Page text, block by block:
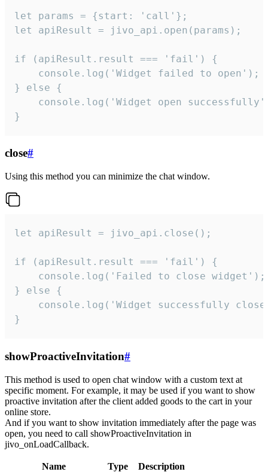
let params = {start: 'call'};
let apiResult = jivo_api.open(params);
if (apiResult.result === 'fail') {
    console.log('Widget failed to open');
} else {
console.log('Widget open
}
close#
Using this method you can minimize the chat window.
let apiResult = jivo_api.close();
if (apiResult.result === 'fail') {
    console.log('Failed to close widget');
} else {
console.log('Widget successfully
}
showProactiveInvitation#
This method is used to open chat window with a custom text at
specific moment. For example, it may be used if you want to show
proactive invitation after the client added goods to the cart in your
online store.
And if you want to show invitation immediately after the page was
open, you need to call showProactiveInvitation in
jivo_onLoadCallback.
Name Type
Description